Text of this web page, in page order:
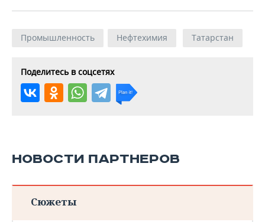
Промышленность Нефтехимия Татарстан
Поделитесь в соцсетях
НОВОСТИ ПАРТНЕРОВ
Сюжеты